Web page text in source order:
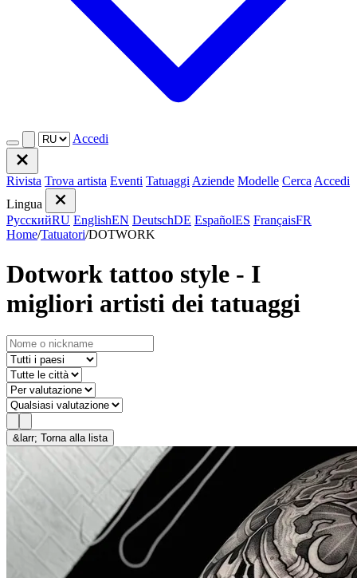
Accedi
Rivista Trova artista Eventi Tatuaggi Aziende Modelle Cerca Accedi
Lingua
РусскийRU EnglishEN DeutschDE EspañolES FrançaisFR
Home/Tatuatori/DOTWORK
Dotwork tattoo style - I
migliori artisti dei tatuaggi
&larr; Torna alla lista